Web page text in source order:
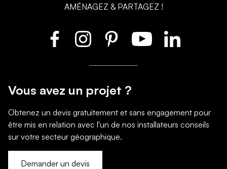
AMÉNAGEZ & PARTAGEZ !
Vous avez un projet ?
Obtenez un devis gratuitement et sans engagement pour
être mis en relation avec l'un de nos installateurs conseils
sur votre secteur géographique.
Demander un devis